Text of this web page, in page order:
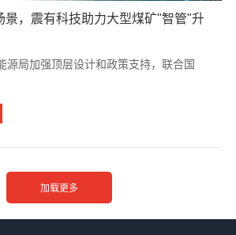
景，震有科技助力大型煤矿"智管"升
源局加强顶层设计和政策支持，联合国